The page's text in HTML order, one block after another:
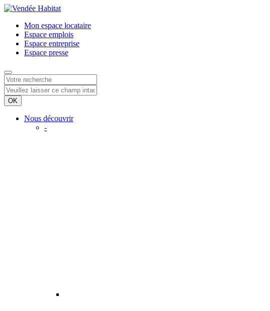
Mon espace locataire
Espace emplois
Espace entreprise
Espace presse
Nous découvrir
-